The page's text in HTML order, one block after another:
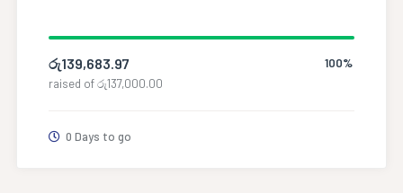
100%
රු139,683.97
raised ofරු137,000.00
0 Days to go